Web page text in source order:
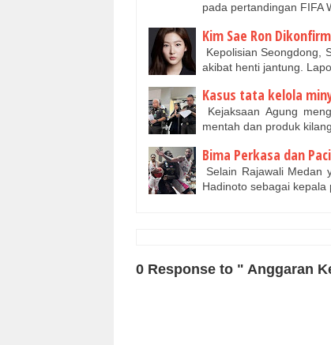
pada pertandingan FIFA
Kim Sae Ron
Kepolisian Seongdong,
akibat henti jantung.
Kasus tata kelola
Kejaksaan Agung
mentah dan produk
Bima Perkasa dan
Selain Rajawali Medan
Hadinoto sebagai kepala
0 Response to " Anggaran